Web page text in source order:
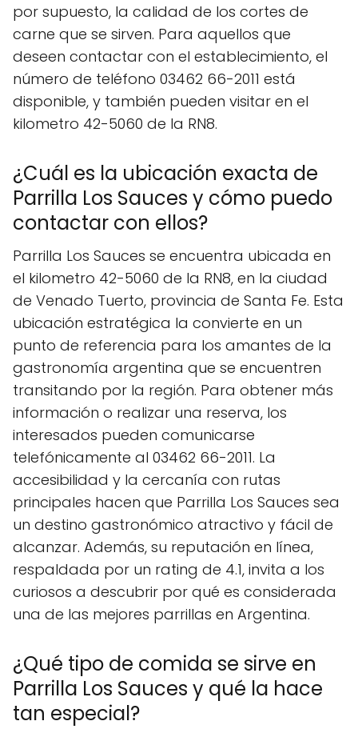
por supuesto, la calidad de los cortes de
carne que se sirven. Para aquellos que
deseen contactar con el establecimiento, el
número de teléfono 03462 66-2011 está
disponible, y también pueden visitar en el
kilometro 42-5060 de la RN8.
¿Cuál es la ubicación exacta de
Parrilla Los Sauces y cómo puedo
contactar con ellos?
Parrilla Los Sauces se encuentra ubicada en
el kilometro 42-5060 de la RN8, en la ciudad
de Venado Tuerto, provincia de Santa Fe. Esta
ubicación estratégica la convierte en un
punto de referencia para los amantes de la
gastronomía argentina que se encuentren
transitando por la región. Para obtener más
información o realizar una reserva, los
interesados pueden comunicarse
telefónicamente al 03462 66-2011. La
accesibilidad y la cercanía con rutas
principales hacen que Parrilla Los Sauces sea
un destino gastronómico atractivo y fácil de
alcanzar. Además, su reputación en línea,
respaldada por un rating de 4.1, invita a los
curiosos a descubrir por qué es considerada
una de las mejores parrillas en Argentina.
¿Qué tipo de comida se sirve en
Parrilla Los Sauces y qué la hace
tan especial?